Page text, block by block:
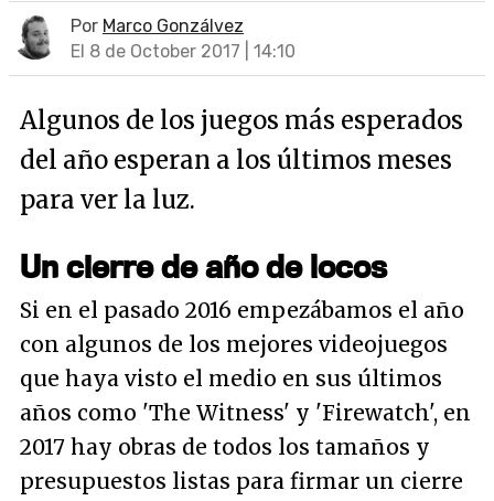
Por Marco Gonzálvez
El 8 de October 2017 | 14:10
Algunos de los juegos más esperados
del año esperan a los últimos meses
para ver la luz.
Un cierre de año de locos
Si en el pasado 2016 empezábamos el año
con algunos de los mejores videojuegos
que haya visto el medio en sus últimos
años como 'The Witness' y 'Firewatch', en
2017 hay obras de todos los tamaños y
presupuestos listas para firmar un cierre